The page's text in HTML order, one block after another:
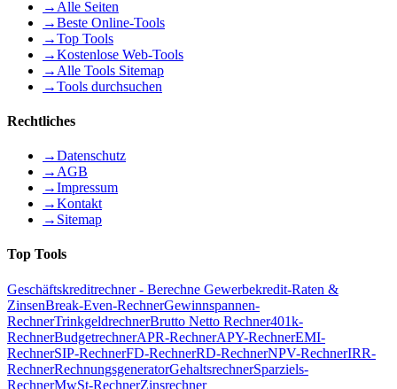
→ Alle Seiten
→Beste Online-Tools
→Top Tools
→Kostenlose Web-Tools
→ Alle Tools Sitemap
→Tools durchsuchen
Rechtliches
→Datenschutz
→ AGB
→Impressum
→Kontakt
→ Sitemap
Top Tools
Geschäftskreditrechner - Berechne Gewerbekredit-Raten &
ZinsenBreak-Even-RechnerGewinnspannen-
RechnerTrinkgeldrechnerBrutto Netto Rechner401k-
RechnerBudgetrechnerAPR-RechnerAPY-RechnerEMI-
RechnerSIP-RechnerFD-RechnerRD-RechnerNPV-RechnerIRR-
RechnerRechnungsgeneratorGehaltsrechnerSparziels-
RechnerMwSt-RechnerZinsrechner